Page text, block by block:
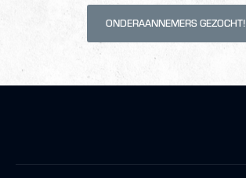
ONDERAANNEMERS GEZOCHT!